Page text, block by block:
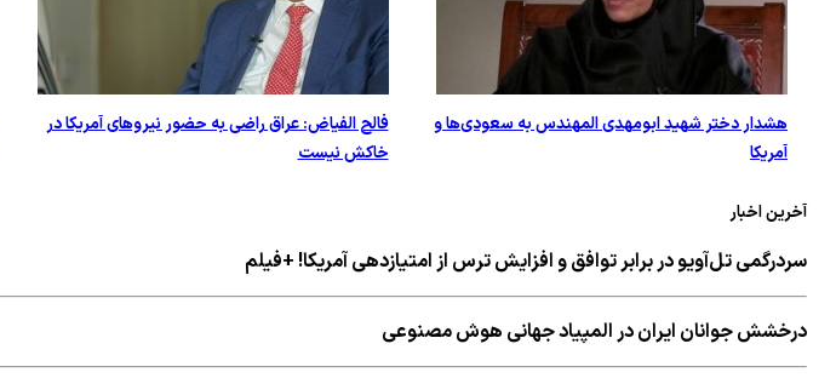
هشدار دختر شهید ابومهدی المهندس به سعودی‌ها و
آمریکا
فالح الفیاض: عراق راضی به حضور نیروهای آمریکا در
خاکش نیست
آخرین اخبار
سردرگمی تل‌آویو در برابر توافق و افزایش ترس از امتیازدهی آمریکا! +فیلم
درخشش جوانان ایران در المپیاد جهانی هوش مصنوعی